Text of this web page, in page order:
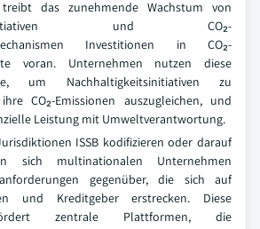
das zunehmende Wachstum von
Initiativen und CO₂-
Investitionen in CO₂-
voran. Unternehmen nutzen diese
um Nachhaltigkeitsinitiativen zu
CO₂-Emissionen auszugleichen, und
Leistung mit Umweltverantwortung.
ISSB kodifizieren oder darauf
sich multinationalen Unternehmen
gegenüber, die sich auf
und Kreditgeber erstrecken. Diese
zentrale Plattformen, die